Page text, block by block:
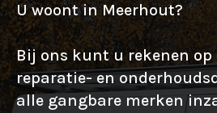
U woont in Meerhout?
Bij ons kunt u rekenen
reparatie- en
alle gangbare merken